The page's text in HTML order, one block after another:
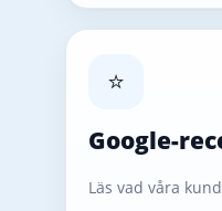
⭐
Google-
Läs vad våra